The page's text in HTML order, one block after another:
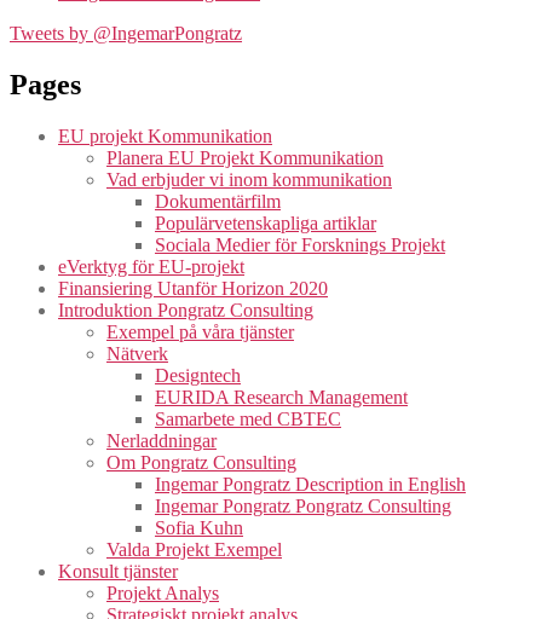
Tweets by @IngemarPongratz
Pages
EU projekt Kommunikation
Planera EU Projekt Kommunikation
Vad erbjuder vi inom kommunikation
Dokumentärfilm
Populärvetenskapliga artiklar
Sociala Medier för Forsknings Projekt
eVerktyg för EU-projekt
Finansiering Utanför Horizon 2020
Introduktion Pongratz Consulting
Exempel på våra tjänster
Nätverk
Designtech
EURIDA Research Management
Samarbete med CBTEC
Nerladdningar
Om Pongratz Consulting
Ingemar Pongratz Description in English
Ingemar Pongratz Pongratz Consulting
Sofia Kuhn
Valda Projekt Exempel
Konsult tjänster
Projekt Analys
Strategiskt projekt analys